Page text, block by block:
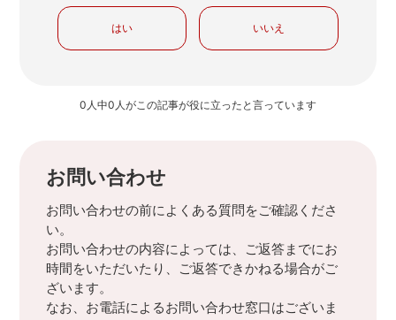
はい いいえ
0人中0人がこの記事が役に立ったと言っています
お問い合わせ
お問い合わせの前によくある質問をご確認くださ
い。
お問い合わせの内容によっては、ご返答までにお
時間をいただいたり、ご返答できかねる場合がご
ざいます。
なお、お電話によるお問い合わせ窓口はございま